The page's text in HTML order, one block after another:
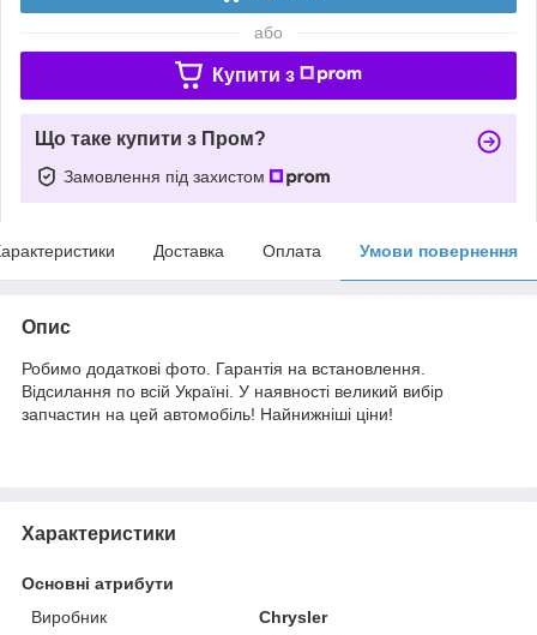
або
Купити з
Що таке купити з Пром?
Замовлення під захистом
Доставка Оплата Умови повернення
Опис
Робимо додаткові фото. Гарантія на встановлення.
Відсилання по всій Україні. У наявності великий вибір
запчастин на цей автомобіль! Найнижніші ціни!
Характеристики
Основні атрибути
Виробник
Chrysler